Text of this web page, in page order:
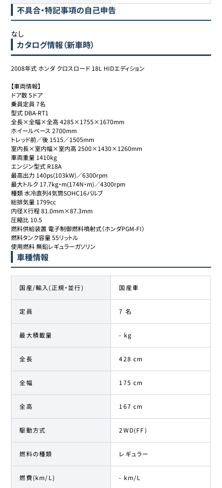
不具合・特記事項の自己申告
なし
カタログ情報（新車時）
2008年式 ホンダ クロスロード 18L HIDエディション
【車両情報】
ドア数 5ドア
乗員定員 7名
型式 DBA-RT1
全長×全幅×全高 4285×1755×1670mm
ホイールベース 2700mm
トレッド前／後 1515／1505mm
室内長×室内幅×室内高 2500×1430×1260mm
車両重量 1410kg
エンジン型式 R18A
最高出力 140ps(103kW)／6300rpm
最大トルク 17.7kg・m(174N・m)／4300rpm
種類 水冷直列4気筒SOHC16バルブ
総排気量 1799cc
内径Ｘ行程 81.0mm×87.3mm
圧縮比 10.5
燃料供給装置 電子制御燃料噴射式（ホンダPGM-FI）
燃料タンク容量 55リットル
使用燃料 無鉛レギュラーガソリン
車種情報
国産/輸入(正規・並行) 国産車
定員 7 名
最大積載量 - kg
全長 428 cm
全幅 175 cm
全高 167 cm
駆動方式 2WD(FF)
燃料の種類 レギュラー
燃費(km/L) - km/L